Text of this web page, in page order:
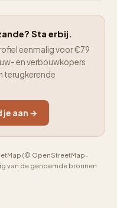
Sta erbij.
eenmalig voor €79
en verbouwkopers
terugkerende
je aan →
(© OpenStreetMap-
van de genoemde bronnen.